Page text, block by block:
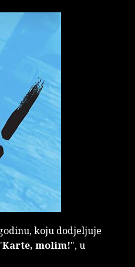
koju dodjeljuje
Karte, molim!", u